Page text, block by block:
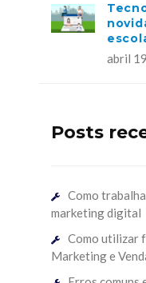
abril
Posts
Como
marketing digital
Como utilizar
Marketing e